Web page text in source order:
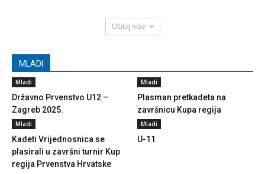
Učitaj više
MLADI
Mladi
Državno Prvenstvo U12 –
Zagreb 2025.
Mladi
Plasman pretkadeta na
završnicu Kupa regija
Mladi
Kadeti Vrijednosnica se
plasirali u završni turnir Kup
regija Prvenstva Hrvatske
Mladi
U-11